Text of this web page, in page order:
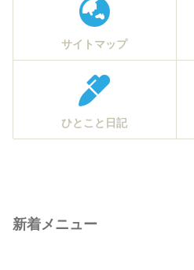
サイトマップ
ひとこと日記
新着メニュー